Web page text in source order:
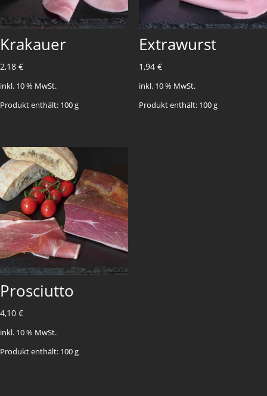
Krakauer
2,18 €
inkl. 10 % MwSt.
Produkt enthält: 100g
Extrawurst
1,94 €
inkl. 10 % MwSt.
Produkt enthält: 100g
Prosciutto
4,10 €
inkl. 10 % MwSt.
Produkt enthält: 100g